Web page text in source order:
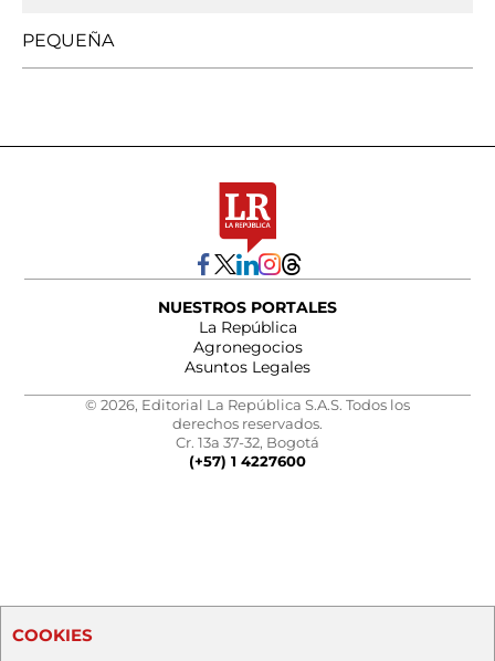
PEQUEÑA
NUESTROS PORTALES
La República
Agronegocios
Asuntos Legales
© 2026, Editorial La República S.A.S. Todos los
derechos reservados.
Cr. 13a 37-32, Bogotá
(+57) 1 4227600
COOKIES